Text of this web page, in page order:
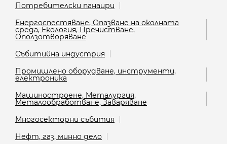
Потребителски панаири
Енергоспестяване, Опазване на околната
среда, Екология, Пречистване,
Оползотворяване
Събитийна индустрия
Промишлено оборудване, инструменти,
електроника
Машиностроене, Металургия,
Металообработване, Заваряване
Многосекторни събития
Нефт, газ, минно дело